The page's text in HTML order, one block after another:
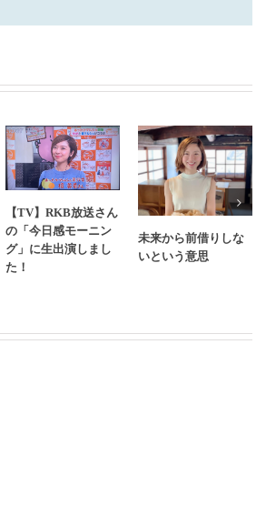
【TV】RKB放送さん
の「今日感モーニン
グ」に生出演しまし
た！
未来から前借りしな
いという意思